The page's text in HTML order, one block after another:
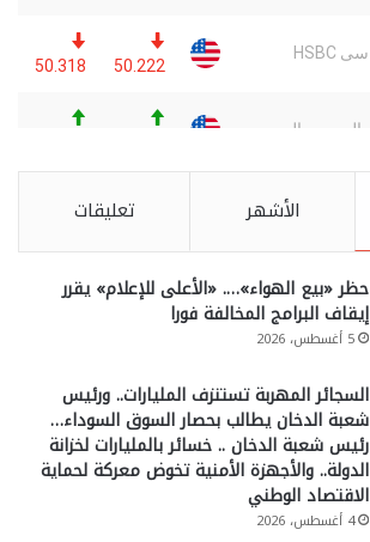
الأشهر تعليقات
حظر «بيع الهواء»…. «الأعلى للإعلام» يقرر
إيقاف البرامج المخالفة فورا
5 أغسطس، 2026
السجائر المهربة تستنزف المليارات.. ورئيس
شعبة الدخان يطالب بحصار السوق السوداء…
رئيس شعبة الدخان .. خسائر بالمليارات لخزانة
الدولة.. والأجهزة الأمنية تخوض معركة لحماية
الاقتصاد الوطني
4 أغسطس، 2026